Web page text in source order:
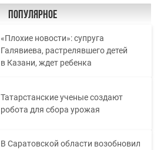
Популярное
«Плохие новости»: супруга
Галявиева, растрелявшего детей
в Казани, ждет ребенка
Татарстанские ученые создают
робота для сбора урожая
В Саратовской области возобновил